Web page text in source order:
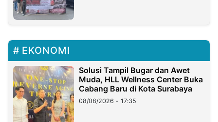
EKONOMI
Solusi Tampil Bugar dan Awet
Muda, HLL Wellness Center Buka
Cabang Baru di Kota Surabaya
08/08/2026 - 17:35